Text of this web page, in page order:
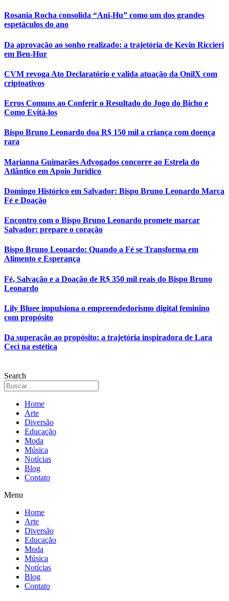
Rosania Rocha consolida “Ani-Hu” como um dos grandes
espetáculos do ano
Da aprovação ao sonho realizado: a trajetória de Kevin Riccieri
em Ben-Hur
CVM revoga Ato Declaratório e valida atuação da OnilX com
criptoativos
Erros Comuns ao Conferir o Resultado do Jogo do Bicho e
Como Evitá-los
Bispo Bruno Leonardo doa R$ 150 mil a criança com doença
rara
Marianna Guimarães Advogados concorre ao Estrela do
Atlântico em Apoio Jurídico
Domingo Histórico em Salvador: Bispo Bruno Leonardo Marca
Fé e Doação
Encontro com o Bispo Bruno Leonardo promete marcar
Salvador: prepare o coração
Bispo Bruno Leonardo: Quando a Fé se Transforma em
Alimento e Esperança
Fé, Salvação e a Doação de R$ 350 mil reais do Bispo Bruno
Leonardo
Lily Bluee impulsiona o empreendedorismo digital feminino
com propósito
Da superação ao propósito: a trajetória inspiradora de Lara
Ceci na estética
Search
Home
Arte
Diversão
Educação
Moda
Música
Notícias
Blog
Contato
Menu
Home
Arte
Diversão
Educação
Moda
Música
Notícias
Blog
Contato